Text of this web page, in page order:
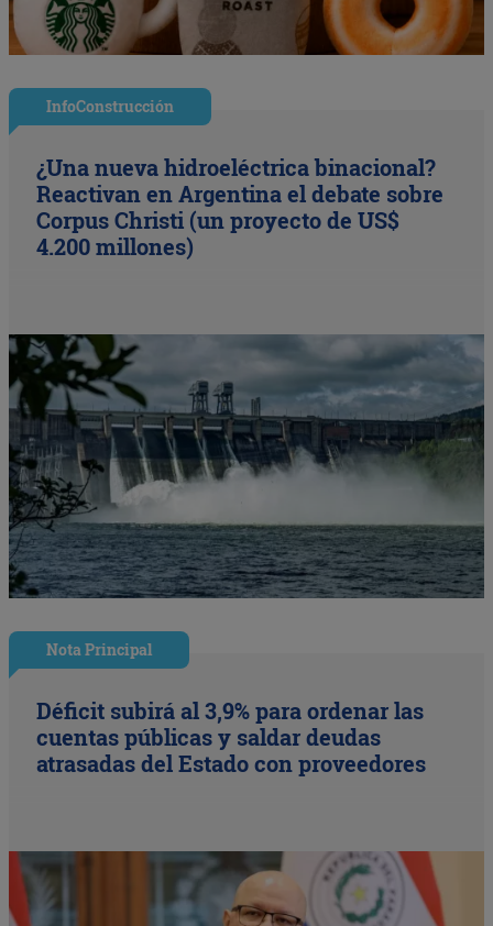
InfoConstrucción
¿Una nueva hidroeléctrica binacional?
Reactivan en Argentina el debate sobre
Corpus Christi (un proyecto de US$
4.200 millones)
Nota Principal
Déficit subirá al 3,9% para ordenar las
cuentas públicas y saldar deudas
atrasadas del Estado con proveedores